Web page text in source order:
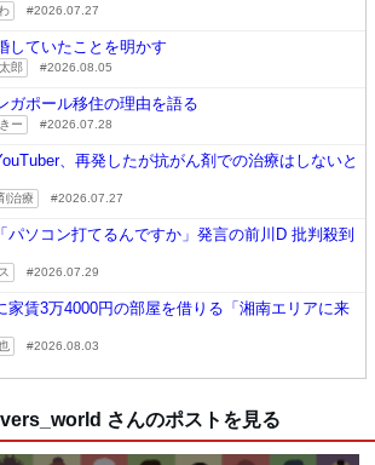
2026.07.27
していたことを明かす
郎 2026.08.05
ガポール移住の理由を語る
ー 2026.07.28
、再発したが抗がん剤での治療はしないと
治療 2026.07.27
パソコン打てるんですか」発言の前川D 批判殺到
2026.07.29
家賃3万4000円の部屋を借りる「湘南エリアに来
2026.08.03
さんのポストを見る